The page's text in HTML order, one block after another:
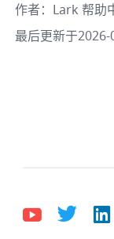
作者： Lark 帮助
最后更新于2026-